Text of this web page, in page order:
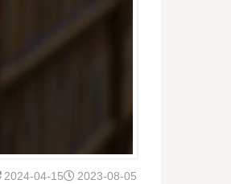
2023-08-05
2024-04-15